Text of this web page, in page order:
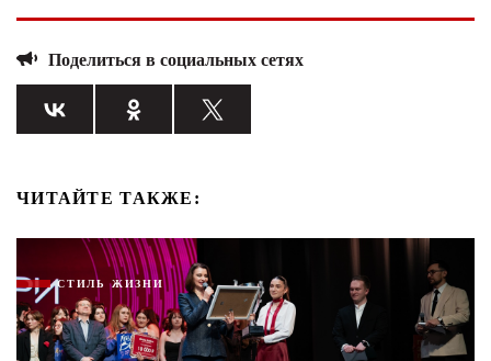
Поделиться в социальных сетях
ЧИТАЙТЕ ТАКЖЕ:
СТИЛЬ ЖИЗНИ